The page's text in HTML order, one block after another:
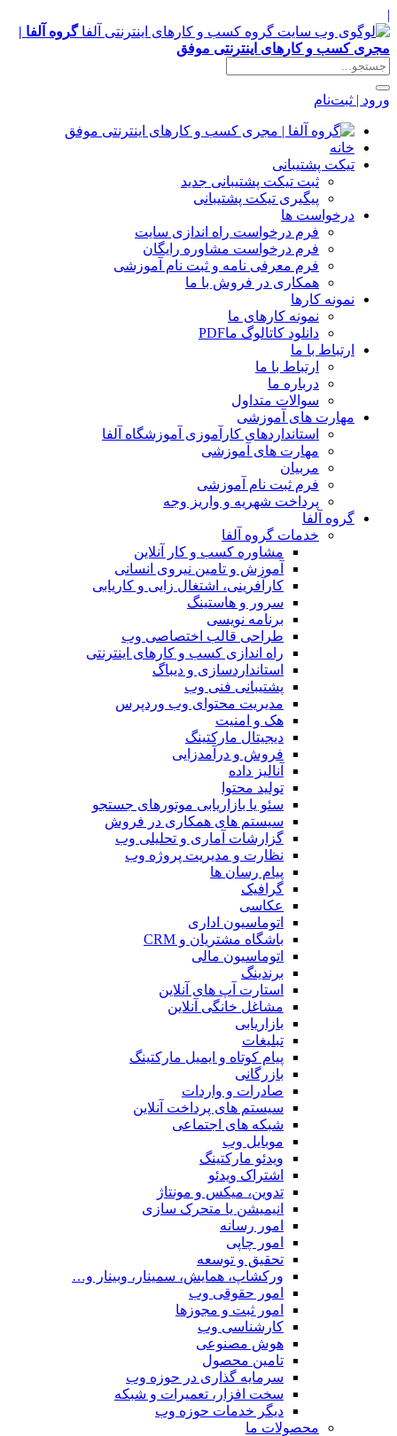
|
گروه آلفا |
مجری کسب و کارهای اینترنتی موفق
ورود | ثبت‌نام
خانه
تیکت پشتیبانی
ثبت تیکت پشتیبانی جدید
پیگیری تیکت پشتیبانی
درخواست ها
فرم درخواست راه اندازی سایت
فرم درخواست مشاوره رایگان
فرم معرفی نامه و ثبت نام آموزشی
همکاری در فروش با ما
نمونه کارها
نمونه کارهای ما
دانلود کاتالوگ ماPDF
ارتباط با ما
ارتباط با ما
درباره ما
سوالات متداول
مهارت های آموزشی
استانداردهای کارآموزی آموزشگاه آلفا
مهارت های آموزشی
مربیان
فرم ثبت نام آموزشی
پرداخت شهریه و واریز وجه
گروه آلفا
خدمات گروه آلفا
مشاوره کسب و کار آنلاین
آموزش و تامین نیروی انسانی
کارآفرینی، اشتغال زایی و کاریابی
سرور و هاستینگ
برنامه نویسی
طراحی قالب اختصاصی وب
راه اندازی کسب و کارهای اینترنتی
استانداردسازی و دیباگ
پشتیبانی فنی وب
مدیریت محتوای وب وردپرس
هک و امنیت
دیجیتال مارکتینگ
فروش و درآمدزایی
آنالیز داده
تولید محتوا
سئو یا بازاریابی موتورهای جستجو
سیستم های همکاری در فروش
گزارشات آماری و تحلیلی وب
نظارت و مدیریت پروژه وب
پیام رسان ها
گرافیک
عکاسی
اتوماسیون اداری
باشگاه مشتریان و CRM
اتوماسیون مالی
برندینگ
استارت آپ های آنلاین
مشاغل خانگی آنلاین
بازاریابی
تبلیغات
پیام کوتاه و ایمیل مارکتینگ
بازرگانی
صادرات و واردات
سیستم های پرداخت آنلاین
شبکه های اجتماعی
موبایل وب
ویدئو مارکتینگ
اشتراک ویدئو
تدوین، میکس و مونتاژ
انیمیشن یا متحرک سازی
امور رسانه
امور چاپی
تحقیق و توسعه
ورکشاپ، همایش، سمینار، وبینار و…
امور حقوقی وب
امور ثبت و مجوزها
کارشناسی وب
هوش مصنوعی
تامین محصول
سرمایه گذاری در حوزه وب
سخت افزار، تعمیرات و شبکه
دیگر خدمات حوزه وب
محصولات ما